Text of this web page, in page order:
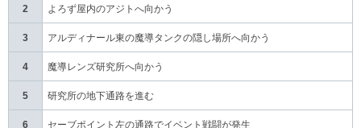
2 よろず屋内のアジトへ向かう
3 アルディナール東の魔導タンクの隠し場所へ向かう
4 魔導レンズ研究所へ向かう
5 研究所の地下通路を進む
6 セーブポイント左の通路でイベント戦闘が発生